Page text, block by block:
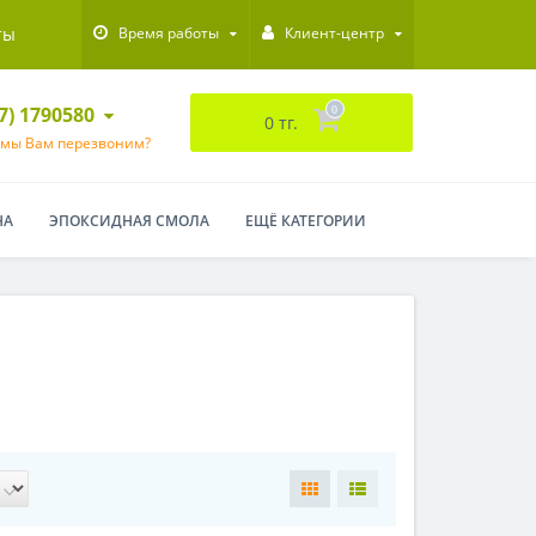
Время работы Клиент-центр
1790580
Вам перезвоним?
0 тг.
0
ЭПОКСИДНАЯ СМОЛА ЕЩЁ КАТЕГОРИИ